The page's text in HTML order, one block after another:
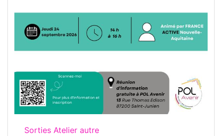
Sorties Atelier autre